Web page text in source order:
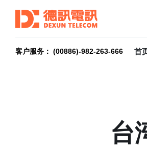
客户服务： (00886)-982-263-666 首
台